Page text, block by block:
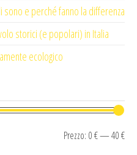
sono e perché fanno la differenza
storici (e popolari) in Italia
ecologico
Prezzo: 0 €—40 €